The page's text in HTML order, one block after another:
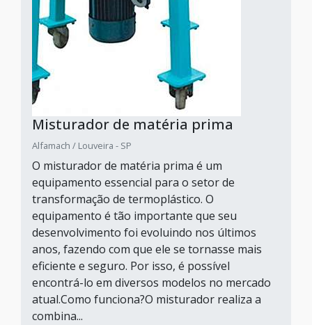
Misturador de matéria prima
Alfamach / Louveira - SP
O misturador de matéria prima é um
equipamento essencial para o setor de
transformação de termoplástico. O
equipamento é tão importante que seu
desenvolvimento foi evoluindo nos últimos
anos, fazendo com que ele se tornasse mais
eficiente e seguro. Por isso, é possível
encontrá-lo em diversos modelos no mercado
atual.Como funciona?O misturador realiza a
combina...